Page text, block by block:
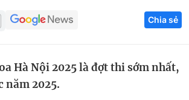
Hitech Công
Thị trường
Chia sẻ
Hà Nội 2025 là đợt thi sớm nhất,
năm 2025.